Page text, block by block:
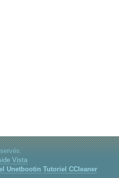
Vista
Unetbootin Tutoriel CCleaner